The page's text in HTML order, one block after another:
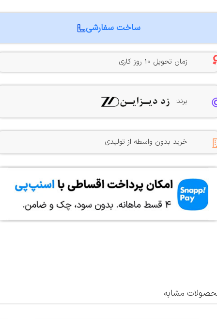
ساخت سفارشی
زمان تحویل 10 روز کاری
برند:
خرید بدون واسطه از تولیدی
مشابه